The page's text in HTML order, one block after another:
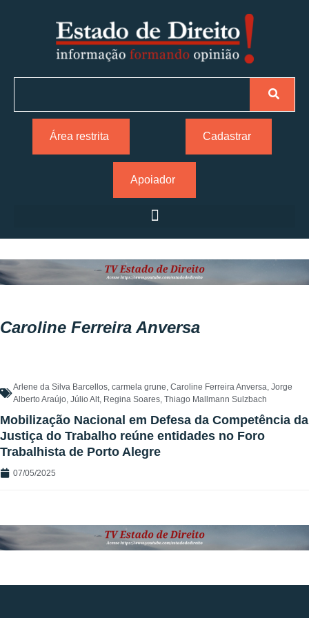
Área restrita Cadastrar
Apoiador
Caroline Ferreira Anversa
Arlene da Silva Barcellos, carmela grune, Caroline Ferreira Anversa, Jorge
Alberto Araújo, Júlio Alt, Regina Soares, Thiago Mallmann Sulzbach
Mobilização Nacional em Defesa da Competência da
Justiça do Trabalho reúne entidades no Foro
Trabalhista de Porto Alegre
07/05/2025